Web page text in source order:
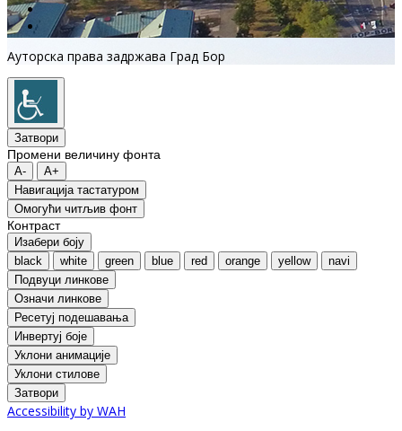
Ауторска права задржава Град Бор
Затвори
Промени величину фонта
A-
A+
Навигација тастатуром
Oмогући читљив фонт
Контраст
Изабери боју
black
white green blue red orange yellow
navi
Подвуци линкове
Означи линкове
Ресетуј подешавања
Инвертуј боје
Уклони анимације
Уклони стилове
Затвори
Accessibility by WAH